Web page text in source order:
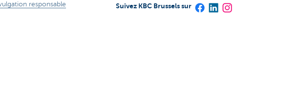
responsable
Suivez KBC Brussels sur